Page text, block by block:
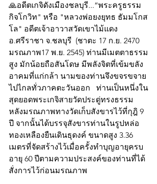
🙏อดีตเกจิดังเมืองชลบุรี...“พระครูธรรม
กิจโกวิท" หรือ "หลวงพ่อยงยุทธ ธัมมโกส
โล" อดีตเจ้าอาวาสวัดเขาไม้แดง
อ.ศรีราชา จ.ชลบุรี  (ชาตะ 17 ก.ย. 2470
มรณภาพ17 พ.ย. 2545) ท่านมีเมตตาธรรม
สูง มักน้อยถือสันโดษ มีพลังจิตที่เข้มขลัง
อาคมที่แก่กล้า นามของท่านจึงขจรขจาย
ไปไกลทั่วภาคตะวันออก   ท่านเป็นหนึ่งใน
สุดยอดพระเกจิสายวัดประดู่ทรงธรรม
หลังมรณภาพทางวัดเก็บสังขารไว้ที่กุฎิ 9
ปี จากนั้นได้บรรจุสังขารท่านในรูปหล่อ
ทองเหลืองยืนเดินธุดงค์ ขนาดสูง 3.36
เมตรที่จัดสร้างไว้เมื่อครั้งทำบุญอายุครบ
อายุ 60 ปีตามความประสงค์ของท่านที่ได้
สั่งการไว้ก่อนมรณภาพ